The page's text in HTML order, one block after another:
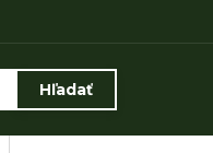
Hľadať